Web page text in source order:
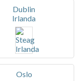
Dublin
Irlanda
Oslo